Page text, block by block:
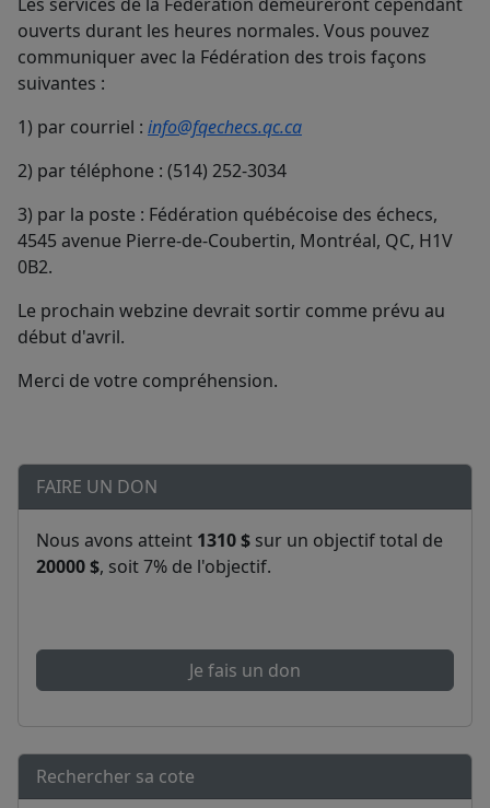
ouverts durant les heures normales. Vous pouvez
communiquer avec la Fédération des trois façons
suivantes :
1) par courriel : info@fqechecs.qc.ca
2) par téléphone : (514) 252-3034
3) par la poste : Fédération québécoise des échecs,
4545 avenue Pierre-de-Coubertin, Montréal, QC, H1V
0B2.
Le prochain webzine devrait sortir comme prévu au
début d'avril.
Merci de votre compréhension.
FAIRE UN DON
Nous avons atteint 1310 $ sur un objectif total de
20000 $, soit 7% de l'objectif.
Je fais un don
Rechercher sa cote